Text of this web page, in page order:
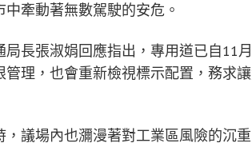
牽動著無數駕駛的安危。
長張淑娟回應指出，專用道已自11
理，也會重新檢視標示配置，務求
議場內也瀰漫著對工業區風險的沉